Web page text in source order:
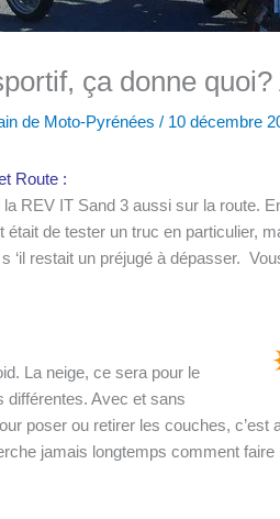
ça donne quoi?
de Moto-Pyrénées/ 10 décembre
Route :
REV IT Sand 3 aussi sur la route.
de tester un truc en particulier,
‘il restait un préjugé à dépasser.
La neige, ce sera pour le
différentes. Avec et sans
poser ou retirer les couches,
jamais longtemps comment